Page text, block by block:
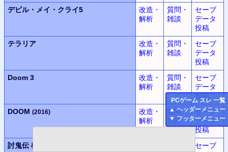
PCゲーム スレ 一覧
▲ ヘッダーメニュー
▼ フッターメニュー
デビル・メイ・クライ5
改造・
解析
質問・
雑談
セーブ
データ
投稿
テラリア
改造・
解析
質問・
雑談
セーブ
データ
投稿
Doom 3
改造・
解析
質問・
雑談
セーブ
データ
投稿
DOOM (2016)
改造・
解析
質問・
雑談
セーブ
データ
投稿
討鬼伝 極
セーブ